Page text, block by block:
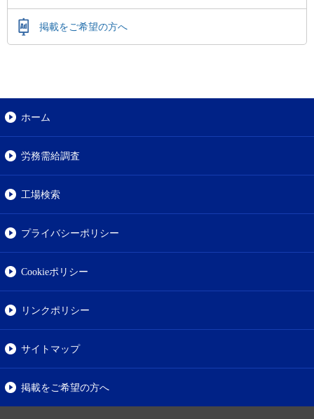
掲載をご希望の方へ
ホーム
労務需給調査
工場検索
プライバシーポリシー
Cookieポリシー
リンクポリシー
サイトマップ
掲載をご希望の方へ